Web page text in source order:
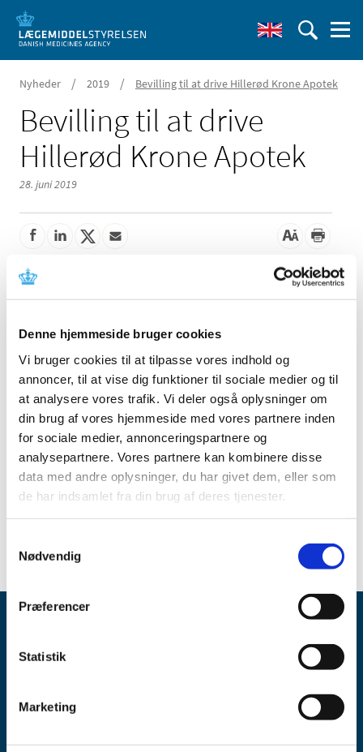
Denne hjemmeside bruger cookies
Vi bruger cookies til at tilpasse vores indhold og
annoncer, til at vise dig funktioner til sociale medier og til
at analysere vores trafik. Vi deler også oplysninger om
din brug af vores hjemmeside med vores partnere inden
for sociale medier, annonceringspartnere og
analysepartnere. Vores partnere kan kombinere disse
data med andre oplysninger, du har givet dem, eller som
de har indsamlet fra din brug af deres tjenester.
Nødvendig
Præferencer
Statistik
Marketing
Nyheder / 2019 / Bevilling til at drive Hillerød Krone Apotek
Bevilling til at drive
Hillerød Krone Apotek
28. juni 2019
Lægemiddelstyrelsen har den 18. juni 2019 meddelt
Heidi Ugelstad Eirheim bevilling til at drive Hillerød
Der var 6 ansøgere til bevillingen. Bevillingen har været
opslået ledig efter Lov om apoteksvirksomhed § 15, stk. 1
og stk. 2.
Emner
Apoteker
Apotekerbevillinger
Udnævnelser til apoteker
Axel Heides Gade 1